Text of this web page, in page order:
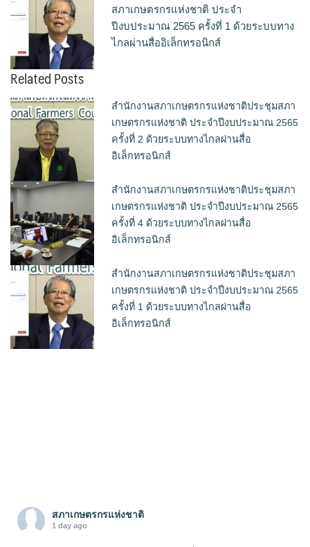
สภาเกษตรกรแห่งชาติ ประจำ
ปีงบประมาณ 2565 ครั้งที่ 1 ด้วยระบบทาง
ไกลผ่านสื่ออิเล็กทรอนิกส์
Related Posts
สำนักงานสภาเกษตรกรแห่งชาติประชุมสภา
เกษตรกรแห่งชาติ ประจำปีงบประมาณ 2565
ครั้งที่ 2 ด้วยระบบทางไกลผ่านสื่อ
อิเล็กทรอนิกส์
สำนักงานสภาเกษตรกรแห่งชาติประชุมสภา
เกษตรกรแห่งชาติ ประจำปีงบประมาณ 2565
ครั้งที่ 4 ด้วยระบบทางไกลผ่านสื่อ
อิเล็กทรอนิกส์
สำนักงานสภาเกษตรกรแห่งชาติประชุมสภา
เกษตรกรแห่งชาติ ประจำปีงบประมาณ 2565
ครั้งที่ 1 ด้วยระบบทางไกลผ่านสื่อ
อิเล็กทรอนิกส์
สภาเกษตรกรแห่งชาติ
1 day ago